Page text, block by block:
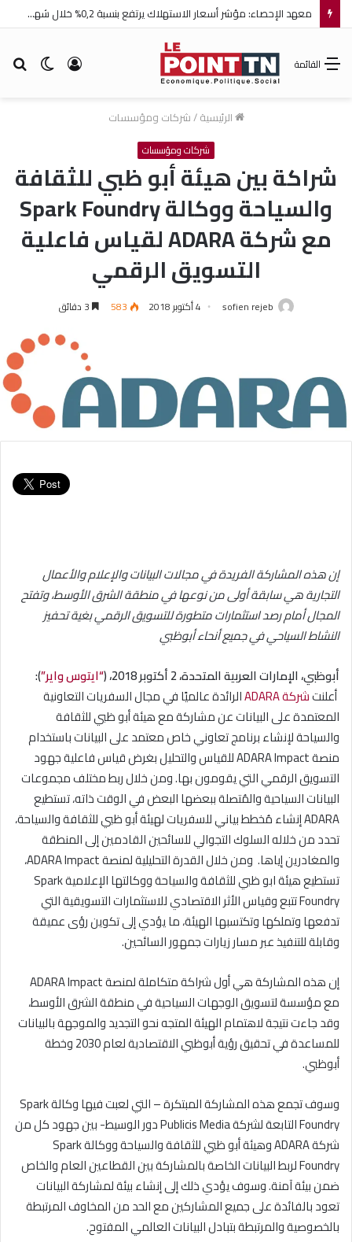
معهد الإحصاء: مؤشر أسعار الاستهلاك يرتفع بنسبة 0,2% خلال شهر جويلية 2026
الوضع تسجيل
القائمة
الرئيسية/شركات ومؤسسات
شركات ومؤسسات
شراكة بين هيئة أبو ظبي للثقافة
والسياحة ووكالة Spark Foundry
مع شركة ADARA لقياس فاعلية
التسويق الرقمي
sofien rejeb 4 أكتوبر 2018 583
إن هذه المشاركة الفريدة في مجالات البيانات والإعلام والأعمال
التجارية هي سابقة أولى من نوعها في منطقة الشرق الأوسط، وتفتح
المجال أمام رصد استثمارات متطورة للتسويق الرقمي بغية تحفيز
النشاط السياحي في جميع أنحاء أبوظبي
أبوظبي، الإمارات العربية المتحدة، 2 أكتوبر 2018، (
“ايتوس واير”)
:
أعلنتشركة ADARA
الرائدة عالميًا في مجال السفريات التعاونية
المعتمدة على البيانات عن مشاركة مع هيئة أبو ظبي للثقافة
والسياحة لإنشاء برنامج تعاوني خاص معتمد على البيانات باستخدام
منصة ADARA Impact للقياس والتحليل بغرض قياس فاعلية جهود
التسويق الرقمي التي يقومون بها. ومن خلال ربط مختلف مجموعات
البيانات السياحية والمُتصلة ببعضها البعض في الوقت ذاته، تستطيع
ADARA إنشاء مُخطط بياني للسفريات لهيئة أبو ظبي للثقافة والسياحة،
تحدد من خلاله السلوك التجوالي للسائحين القادمين إلى المنطقة
والمغادرين إياها. ومن خلال القدرة التحليلية لمنصة ADARA Impact،
تستطيع هيئة ابو ظبي للثقافة والسياحة ووكالتها الإعلامية Spark
Foundry تتبع وقياس الأثر الاقتصادي للاستثمارات التسويقية التي
تدفعها وتملكها وتكتسبها الهيئة، ما يؤدي إلى تكوين رؤى عميقة
وقابلة للتنفيذ عبر مسار زيارات جمهور السائحين.
إن هذه المشاركة هي أول شراكة متكاملة لمنصة ADARA Impact
مع مؤسسة لتسويق الوجهات السياحية في منطقة الشرق الأوسط،
وقد جاءت نتيجة لاهتمام الهيئة المتجه نحو التجديد والموجهة بالبيانات
للمساعدة في تحقيق رؤية أبوظبي الاقتصادية لعام 2030 وخطة
أبوظبي.
وسوف تجمع هذه المشاركة المبتكرة – التي لعبت فيها وكالة Spark
Foundry التابعة لشركة Publicis Media دور الوسيط- بين جهود كل من
شركة ADARA وهيئة أبو ظبي للثقافة والسياحة ووكالة Spark
Foundry لربط البيانات الخاصة بالمشاركة بين القطاعين العام والخاص
ضمن بيئة آمنة. وسوف يؤدي ذلك إلى إنشاء بيئة لمشاركة البيانات
تعود بالفائدة على جميع المشاركين مع الحد من المخاوف المرتبطة
بالخصوصية والمرتبطة بتبادل البيانات العالمي المفتوح.